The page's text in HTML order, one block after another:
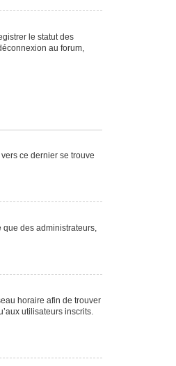
le statut des
au forum,
ce dernier se trouve
que des administrateurs,
horaire afin de trouver
utilisateurs inscrits.